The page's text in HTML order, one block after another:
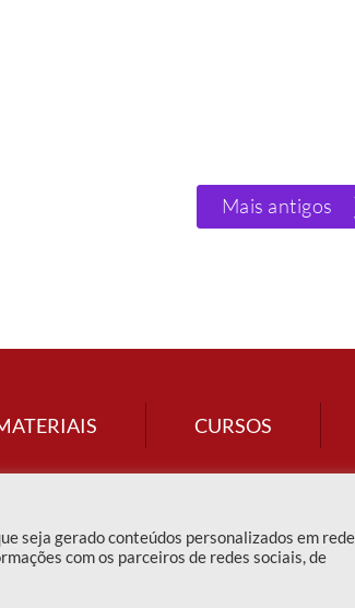
Mais antigos
CURSOS
seja gerado conteúdos personalizados em
com os parceiros de redes sociais, de